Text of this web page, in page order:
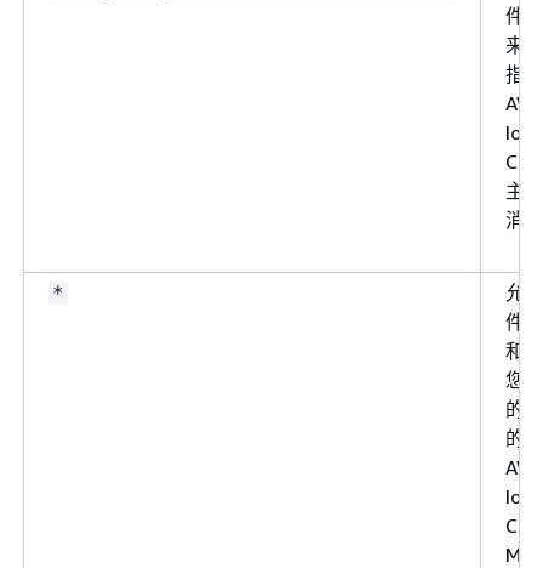
件
来
指定
IoT
主
消
*
允
件
和
您
的
的
IoT